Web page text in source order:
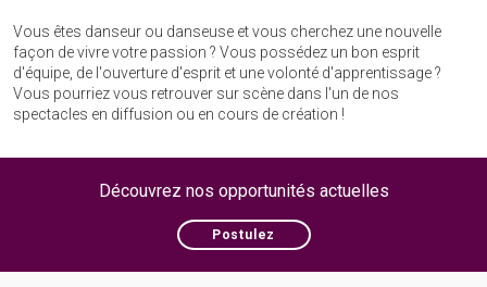
Vous êtes danseur ou danseuse et vous cherchez une nouvelle
façon de vivre votre passion ? Vous possédez un bon esprit
d'équipe, de l'ouverture d'esprit et une volonté d'apprentissage ?
Vous pourriez vous retrouver sur scène dans l'un de nos
spectacles en diffusion ou en cours de création !
Découvrez nos opportunités actuelles
Postulez